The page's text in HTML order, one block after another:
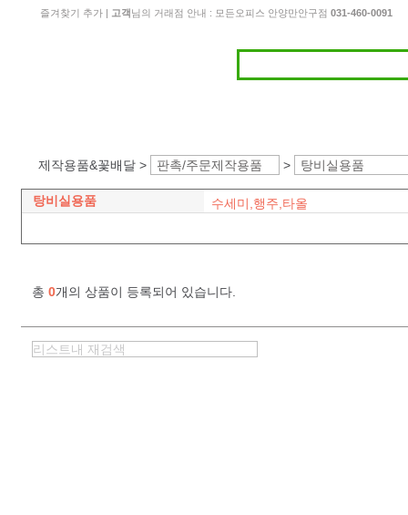
즐겨찾기 추가| 고객님의 거래점 안내 : 모든오피스 안양만안구점 031-460-0091
제작용품&꽃배달 > 판촉/주문제작용품 > 탕비실용품
탕비실용품 수세미,행주,타올
총 0개의 상품이 등록되어 있습니다.